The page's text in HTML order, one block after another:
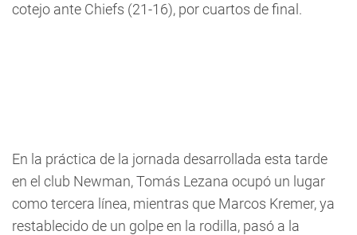
cotejo ante Chiefs (21-16), por cuartos de final.
En la práctica de la jornada desarrollada esta tarde
en el club Newman, Tomás Lezana ocupó un lugar
como tercera línea, mientras que Marcos Kremer, ya
restablecido de un golpe en la rodilla, pasó a la